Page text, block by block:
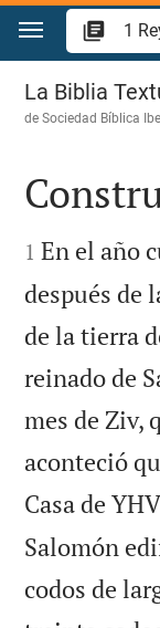
Ir a un contenido
1 Reyes 6
La Biblia
deSociedad Bíblica


1 En el año
después de
de la tierra
reinado de
mes de Ziv,
aconteció
Casa de
Salomón
codos de